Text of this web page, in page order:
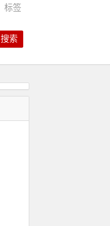
标签
搜索